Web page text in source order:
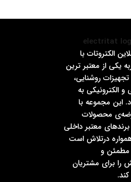
الکتروتات با
یکی از معتبر ترین
روشنایی،
الکترونیکی به
این مجموعه با
محصولات
معتبر داخلی
درتلاش است
مطمئن و
برای مشتریان